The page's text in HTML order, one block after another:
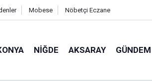
Mobese Nöbetçi Eczane
NIĞDE AKSARAY GÜNDEM